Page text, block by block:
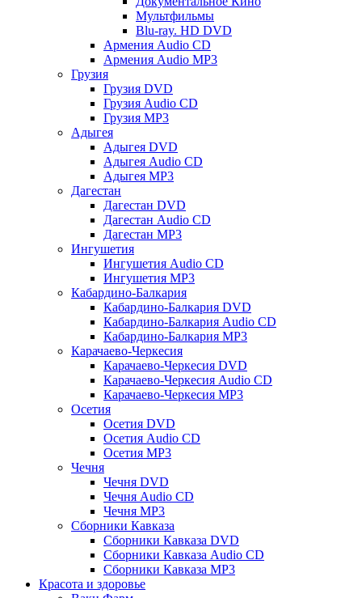
Мультфильмы
Blu-ray. HD DVD
Армения Audio CD
Армения Audio MP3
Грузия
Грузия DVD
Грузия Audio CD
Грузия MP3
Адыгея
Адыгея DVD
Адыгея Audio CD
Адыгея MP3
Дагестан
Дагестан DVD
Дагестан Audio CD
Дагестан MP3
Ингушетия
Ингушетия Audio CD
Ингушетия MP3
Кабардино-Балкария
Кабардино-Балкария DVD
Кабардино-Балкария Audio CD
Кабардино-Балкария MP3
Карачаево-Черкесия
Карачаево-Черкесия DVD
Карачаево-Черкесия Audio CD
Карачаево-Черкесия MP3
Осетия
Осетия DVD
Осетия Audio CD
Осетия MP3
Чечня
Чечня DVD
Чечня Audio CD
Чечня MP3
Сборники Кавказа
Сборники Кавказа DVD
Сборники Кавказа Audio CD
Сборники Кавказа MP3
Красота и здоровье